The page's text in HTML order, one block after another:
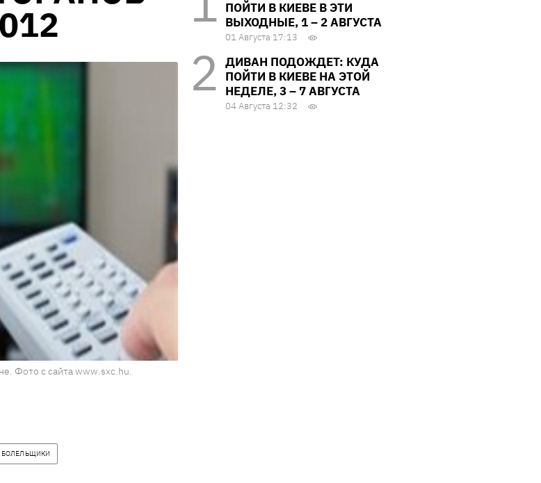
Фото с сайта www.sxc.hu.
ПОЙТИ В КИЕВЕ В ЭТИ
ВЫХОДНЫЕ, 1 – 2 АВГУСТА
01 Августа 17:13
ДИВАН ПОДОЖДЕТ: КУДА
ПОЙТИ В КИЕВЕ НА ЭТОЙ
НЕДЕЛЕ, 3 – 7 АВГУСТА
04 Августа 12:32